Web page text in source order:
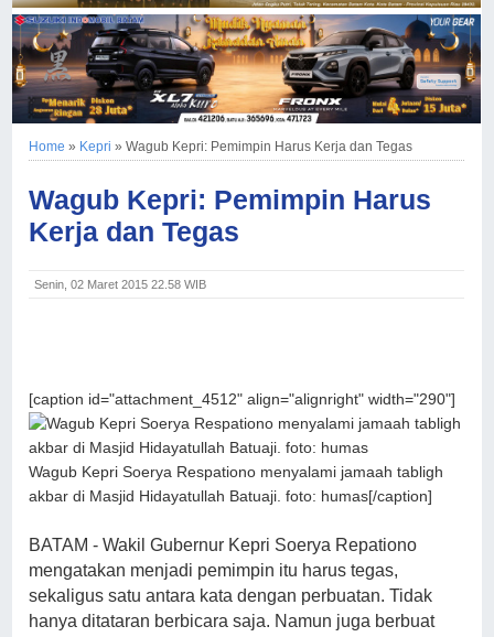
Home » Kepri »Wagub Kepri: Pemimpin Harus Kerja dan Tegas
Wagub Kepri: Pemimpin Harus
Kerja dan Tegas
Senin, 02 Maret 2015 22.58 WIB
[caption id="attachment_4512" align="alignright" width="290"]
Wagub Kepri Soerya Respationo menyalami jamaah tabligh
akbar di Masjid Hidayatullah Batuaji. foto: humas[/caption]
BATAM - Wakil Gubernur Kepri Soerya Repationo
mengatakan menjadi pemimpin itu harus tegas,
sekaligus satu antara kata dengan perbuatan. Tidak
hanya ditataran berbicara saja. Namun juga berbuat